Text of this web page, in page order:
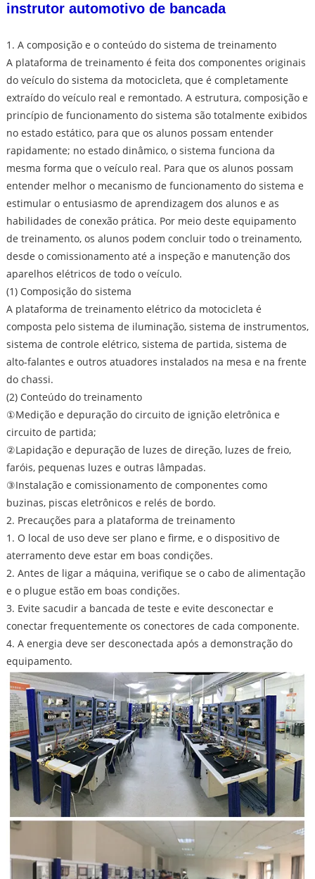
instrutor automotivo de bancada
1. A composição e o conteúdo do sistema de treinamento
A plataforma de treinamento é feita dos componentes originais
do veículo do sistema da motocicleta, que é completamente
extraído do veículo real e remontado. A estrutura, composição e
princípio de funcionamento do sistema são totalmente exibidos
no estado estático, para que os alunos possam entender
rapidamente; no estado dinâmico, o sistema funciona da
mesma forma que o veículo real. Para que os alunos possam
entender melhor o mecanismo de funcionamento do sistema e
estimular o entusiasmo de aprendizagem dos alunos e as
habilidades de conexão prática. Por meio deste equipamento
de treinamento, os alunos podem concluir todo o treinamento,
desde o comissionamento até a inspeção e manutenção dos
aparelhos elétricos de todo o veículo.
(1) Composição do sistema
A plataforma de treinamento elétrico da motocicleta é
composta pelo sistema de iluminação, sistema de instrumentos,
sistema de controle elétrico, sistema de partida, sistema de
alto-falantes e outros atuadores instalados na mesa e na frente
do chassi.
(2) Conteúdo do treinamento
①Medição e depuração do circuito de ignição eletrônica e
circuito de partida;
②Lapidação e depuração de luzes de direção, luzes de freio,
faróis, pequenas luzes e outras lâmpadas.
③Instalação e comissionamento de componentes como
buzinas, piscas eletrônicos e relés de bordo.
2. Precauções para a plataforma de treinamento
1. O local de uso deve ser plano e firme, e o dispositivo de
aterramento deve estar em boas condições.
2. Antes de ligar a máquina, verifique se o cabo de alimentação
e o plugue estão em boas condições.
3. Evite sacudir a bancada de teste e evite desconectar e
conectar frequentemente os conectores de cada componente.
4. A energia deve ser desconectada após a demonstração do
equipamento.